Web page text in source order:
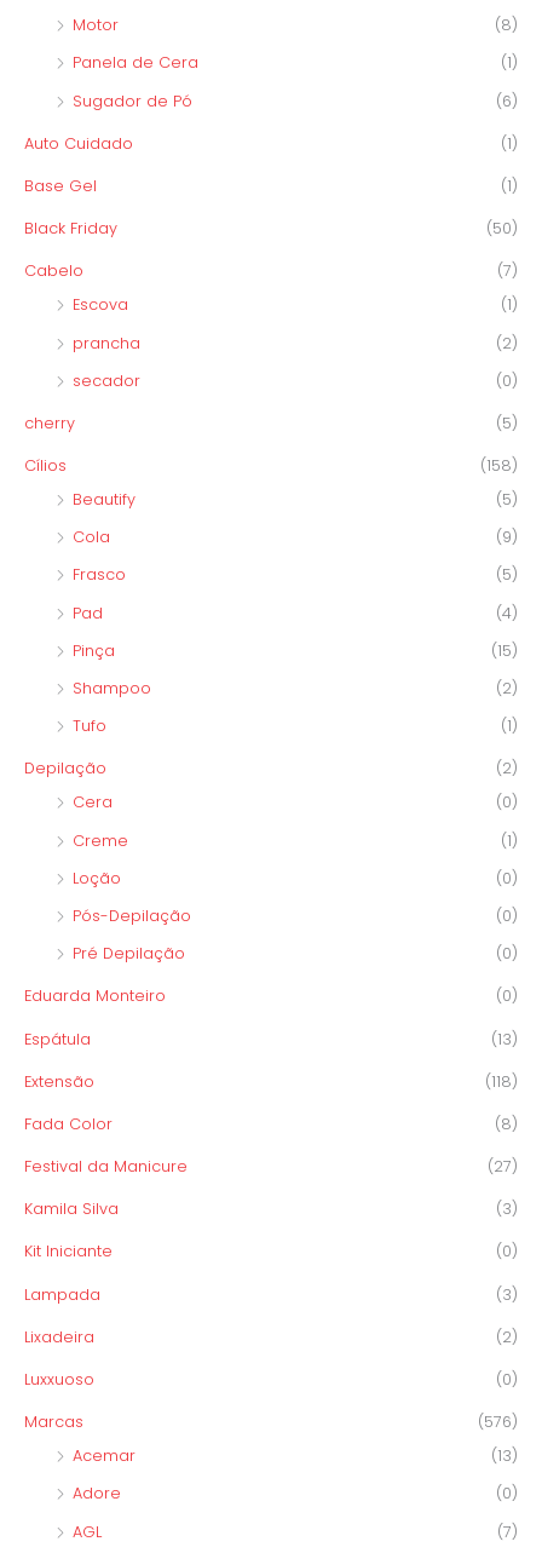
Motor
(8)
Panela de Cera
(1)
Sugador de Pó
(6)
Auto Cuidado (1)
Base Gel (1)
Black Friday (50)
Cabelo
(7)
Escova
(1)
prancha
(2)
secador
(0)
cherry (5)
Cílios
(158)
Beautify
(5)
Cola
(9)
Frasco
(5)
Pad
(4)
Pinça
(15)
Shampoo
(2)
Tufo
(1)
Depilação
(2)
Cera
(0)
Creme
(1)
Loção
(0)
Pós-Depilação
(0)
Pré Depilação
(0)
Eduarda Monteiro (0)
Espátula (13)
Extensão (118)
Fada Color (8)
Festival da Manicure (27)
Kamila Silva (3)
Kit Iniciante (0)
Lampada (3)
Lixadeira (2)
Luxxuoso (0)
Marcas
(576)
Acemar
(13)
Adore
(0)
AGL
(7)